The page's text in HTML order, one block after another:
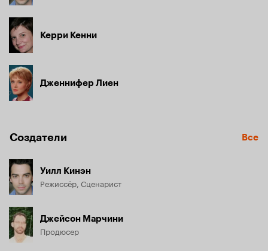
Керри Кенни
Дженнифер Лиен
Создатели Все
Уилл Кинэн
Режиссёр, Сценарист
Джейсон Марчини
Продюсер